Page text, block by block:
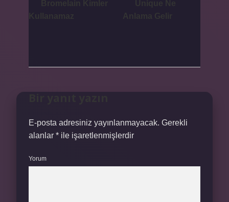
E-posta adresiniz yayınlanmayacak. Gerekli
alanlar * ile işaretlenmişlerdir
Yorum